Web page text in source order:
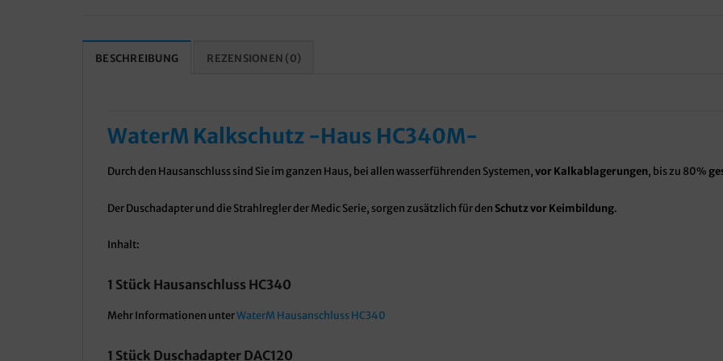
BESCHREIBUNG REZENSIONEN (0)
WaterM Kalkschutz -Haus HC340M-
Durch den Hausanschluss sind Sie im ganzen Haus, bei allen wasserführenden Systemen, vor Kalkablagerungen, bis zu 80%
Der Duschadapter und die Strahlregler der Medic Serie, sorgen zusätzlich für den Schutz vor Keimbildung.
Inhalt:
1 Stück Hausanschluss HC340
Mehr Informationen unterWaterM Hausanschluss HC340
1 Stück Duschadapter DAC120